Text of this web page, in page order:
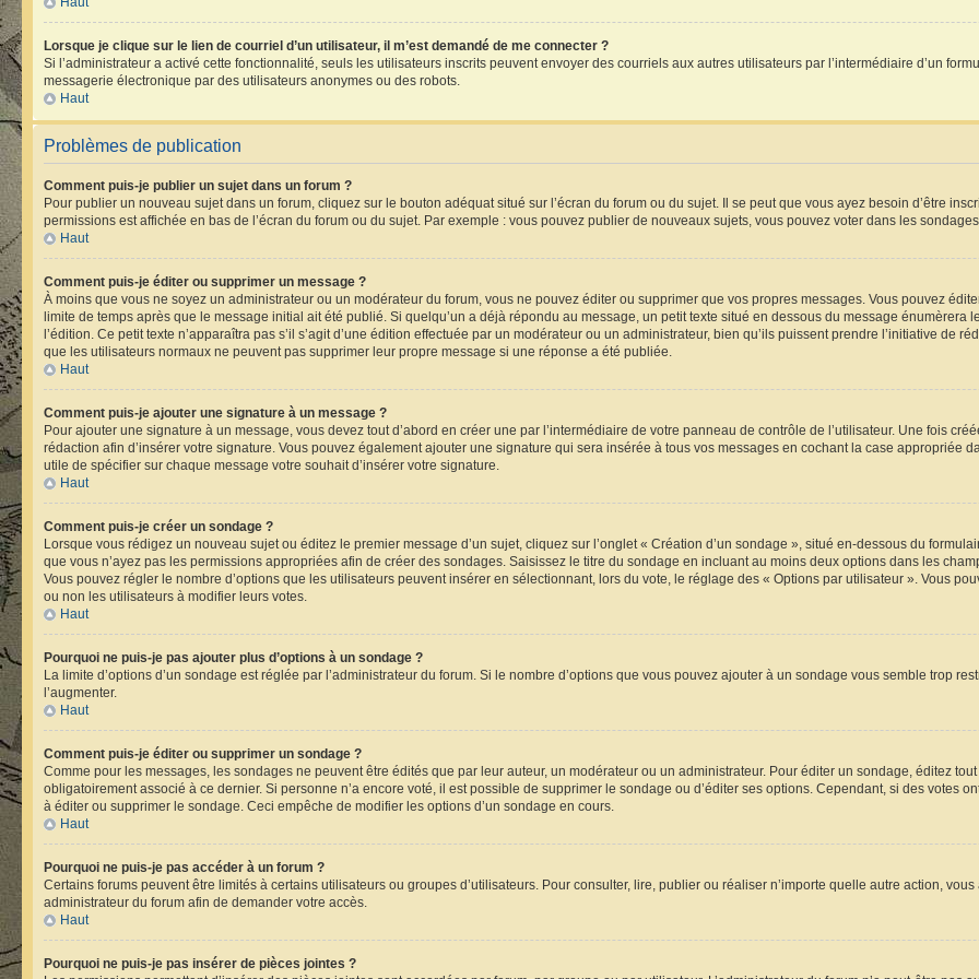
Lorsque je clique sur le lien de courriel d’un utilisateur, il m’est demandé de me connecter ?
Si l’administrateur a activé cette fonctionnalité, seuls les utilisateurs inscrits peuvent envoyer des courriels aux autres utilisateurs par l’intermédiaire d’un
messagerie électronique par des utilisateurs anonymes ou des robots.
Haut
Problèmes de publication
Comment puis-je publier un sujet dans un forum ?
Pour publier un nouveau sujet dans un forum, cliquez sur le bouton adéquat situé sur l’écran du forum ou du sujet. Il se peut que vous ayez besoin d’être
permissions est affichée en bas de l’écran du forum ou du sujet. Par exemple : vous pouvez publier de nouveaux sujets, vous pouvez voter dans les
Haut
Comment puis-je éditer ou supprimer un message ?
À moins que vous ne soyez un administrateur ou un modérateur du forum, vous ne pouvez éditer ou supprimer que vos propres messages. Vous pouvez
limite de temps après que le message initial ait été publié. Si quelqu’un a déjà répondu au message, un petit texte situé en dessous du message énumèrera
l’édition. Ce petit texte n’apparaîtra pas s’il s’agit d’une édition effectuée par un modérateur ou un administrateur, bien qu’ils puissent prendre l’initiative
que les utilisateurs normaux ne peuvent pas supprimer leur propre message si une réponse a été publiée.
Haut
Comment puis-je ajouter une signature à un message ?
Pour ajouter une signature à un message, vous devez tout d’abord en créer une par l’intermédiaire de votre panneau de contrôle de l’utilisateur. Une fois
rédaction afin d’insérer votre signature. Vous pouvez également ajouter une signature qui sera insérée à tous vos messages en cochant la case appropriée
utile de spécifier sur chaque message votre souhait d’insérer votre signature.
Haut
Comment puis-je créer un sondage ?
Lorsque vous rédigez un nouveau sujet ou éditez le premier message d’un sujet, cliquez sur l’onglet « Création d’un sondage », situé en-dessous du
que vous n’ayez pas les permissions appropriées afin de créer des sondages. Saisissez le titre du sondage en incluant au moins deux options dans les
Vous pouvez régler le nombre d’options que les utilisateurs peuvent insérer en sélectionnant, lors du vote, le réglage des « Options par utilisateur ». Vous
ou non les utilisateurs à modifier leurs votes.
Haut
Pourquoi ne puis-je pas ajouter plus d’options à un sondage ?
La limite d’options d’un sondage est réglée par l’administrateur du forum. Si le nombre d’options que vous pouvez ajouter à un sondage vous semble trop
l’augmenter.
Haut
Comment puis-je éditer ou supprimer un sondage ?
Comme pour les messages, les sondages ne peuvent être édités que par leur auteur, un modérateur ou un administrateur. Pour éditer un sondage, éditez
obligatoirement associé à ce dernier. Si personne n’a encore voté, il est possible de supprimer le sondage ou d’éditer ses options. Cependant, si des votes
à éditer ou supprimer le sondage. Ceci empêche de modifier les options d’un sondage en cours.
Haut
Pourquoi ne puis-je pas accéder à un forum ?
Certains forums peuvent être limités à certains utilisateurs ou groupes d’utilisateurs. Pour consulter, lire, publier ou réaliser n’importe quelle autre action,
administrateur du forum afin de demander votre accès.
Haut
Pourquoi ne puis-je pas insérer de pièces jointes ?